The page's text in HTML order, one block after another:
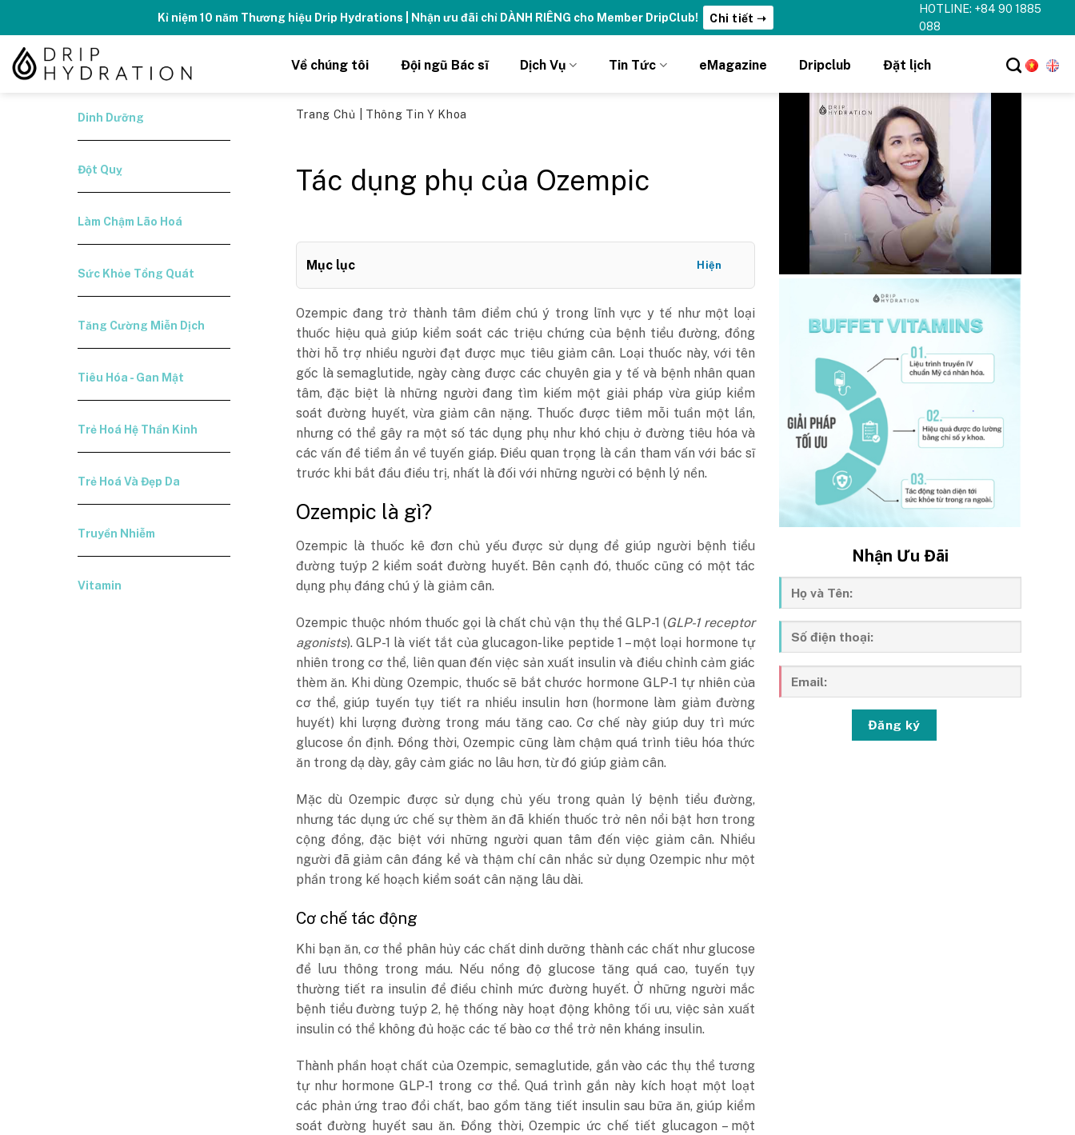
content
Kỉ niệm 10 năm Thương hiệu Drip Hydrations | Nhận ưu đãi chỉ DÀNH RIÊNG cho Member DripClub! Chi tiết ➝
HOTLINE: +84 90 1885
088
Về chúng tôi Đội ngũ Bác sĩ Dịch Vụ Tin Tức eMagazine Dripclub Đặt lịch
Dinh Dưỡng
Đột Quỵ
Làm Chậm Lão Hoá
Sức Khỏe Tổng Quát
Tăng Cường Miễn Dịch
Tiêu Hóa - Gan Mật
Trẻ Hoá Hệ Thần Kinh
Trẻ Hoá Và Đẹp Da
Truyền Nhiễm
Vitamin
Trang Chủ Thông Tin Y Khoa
Tác dụng phụ của Ozempic
Mục lục Hiện
Ozempic đang trở thành tâm điểm chú ý trong lĩnh vực y tế như một loại
thuốc hiệu quả giúp kiểm soát các triệu chứng của bệnh tiểu đường, đồng
thời hỗ trợ nhiều người đạt được mục tiêu giảm cân. Loại thuốc này, với tên
gốc là semaglutide, ngày càng được các chuyên gia y tế và bệnh nhân quan
tâm, đặc biệt là những người đang tìm kiếm một giải pháp vừa giúp kiểm
soát đường huyết, vừa giảm cân nặng. Thuốc được tiêm mỗi tuần một lần,
nhưng có thể gây ra một số tác dụng phụ như khó chịu ở đường tiêu hóa và
các vấn đề tiềm ẩn về tuyến giáp. Điều quan trọng là cần tham vấn với bác sĩ
trước khi bắt đầu điều trị, nhất là đối với những người có bệnh lý nền.
Ozempic là gì?
Ozempic là thuốc kê đơn chủ yếu được sử dụng để giúp người bệnh tiểu
đường tuýp 2 kiểm soát đường huyết. Bên cạnh đó, thuốc cũng có một tác
dụng phụ đáng chú ý là giảm cân.
Ozempic thuộc nhóm thuốc gọi là chất chủ vận thụ thể GLP-1 (GLP-1 receptor
agonists). GLP-1 là viết tắt của glucagon-like peptide 1 – một loại hormone tự
nhiên trong cơ thể, liên quan đến việc sản xuất insulin và điều chỉnh cảm giác
thèm ăn. Khi dùng Ozempic, thuốc sẽ bắt chước hormone GLP-1 tự nhiên của
cơ thể, giúp tuyến tụy tiết ra nhiều insulin hơn (hormone làm giảm đường
huyết) khi lượng đường trong máu tăng cao. Cơ chế này giúp duy trì mức
glucose ổn định. Đồng thời, Ozempic cũng làm chậm quá trình tiêu hóa thức
ăn trong dạ dày, gây cảm giác no lâu hơn, từ đó giúp giảm cân.
Mặc dù Ozempic được sử dụng chủ yếu trong quản lý bệnh tiểu đường,
nhưng tác dụng ức chế sự thèm ăn đã khiến thuốc trở nên nổi bật hơn trong
cộng đồng, đặc biệt với những người quan tâm đến việc giảm cân. Nhiều
người đã giảm cân đáng kể và thậm chí cân nhắc sử dụng Ozempic như một
phần trong kế hoạch kiểm soát cân nặng lâu dài.
Cơ chế tác động
Khi bạn ăn, cơ thể phân hủy các chất dinh dưỡng thành các chất như glucose
để lưu thông trong máu. Nếu nồng độ glucose tăng quá cao, tuyến tụy
thường tiết ra insulin để điều chỉnh mức đường huyết. Ở những người mắc
bệnh tiểu đường tuýp 2, hệ thống này hoạt động không tối ưu, việc sản xuất
insulin có thể không đủ hoặc các tế bào cơ thể trở nên kháng insulin.
Thành phần hoạt chất của Ozempic, semaglutide, gắn vào các thụ thể tương
tự như hormone GLP-1 trong cơ thể. Quá trình gắn này kích hoạt một loạt
các phản ứng trao đổi chất, bao gồm tăng tiết insulin sau bữa ăn, giúp kiểm
soát đường huyết sau ăn. Đồng thời, Ozempic ức chế tiết glucagon – một
Nhận Ưu Đãi
Đăng ký